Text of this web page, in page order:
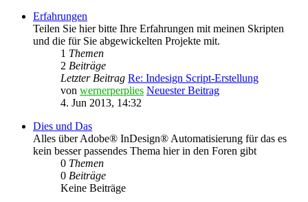
Erfahrungen
Teilen Sie hier bitte Ihre Erfahrungen mit meinen Skripten
und die für Sie abgewickelten Projekte mit.
1 Themen
2 Beiträge
Letzter Beitrag Re: Indesign Script-Erstellung
von wernerperplies Neuester Beitrag
4. Jun 2013, 14:32
Dies und Das
Alles über Adobe® InDesign® Automatisierung für das es
kein besser passendes Thema hier in den Foren gibt
0 Themen
0 Beiträge
Keine Beiträge